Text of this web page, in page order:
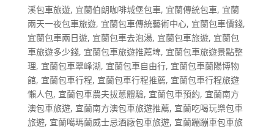
溪包車旅遊, 宜蘭伯朗咖啡城堡包車, 宜蘭傳統包車, 宜蘭
兩天一夜包車旅遊, 宜蘭包車傳統藝術中心, 宜蘭包車價錢,
宜蘭包車兩日遊, 宜蘭包車去泡湯, 宜蘭包車旅遊, 宜蘭包
車旅遊多少錢, 宜蘭包車旅遊推薦埤, 宜蘭包車旅遊景點整
理, 宜蘭包車翠峰湖, 宜蘭包車自由行, 宜蘭包車蘭陽博物
館, 宜蘭包車行程, 宜蘭包車行程推薦, 宜蘭包車行程旅遊
懶人包, 宜蘭包車農夫拔蔥體驗, 宜蘭包車預約, 宜蘭南方
澳包車旅遊, 宜蘭南方澳包車旅遊推薦, 宜蘭吃喝玩樂包車
旅遊, 宜蘭噶瑪蘭威士忌酒廠包車旅遊, 宜蘭蹦蹦車包車旅